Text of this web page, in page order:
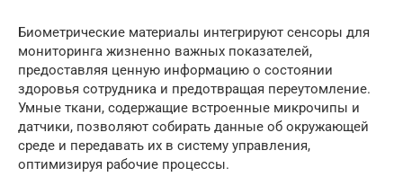
Биометрические материалы интегрируют сенсоры для
мониторинга жизненно важных показателей,
предоставляя ценную информацию о состоянии
здоровья сотрудника и предотвращая переутомление.
Умные ткани, содержащие встроенные микрочипы и
датчики, позволяют собирать данные об окружающей
среде и передавать их в систему управления,
оптимизируя рабочие процессы.